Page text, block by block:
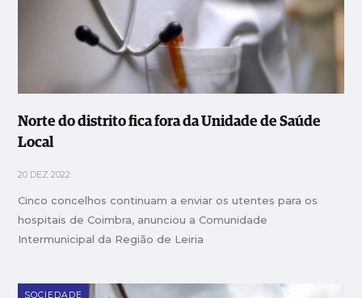
Norte do distrito fica fora da Unidade de Saúde
Local
20 DEZ 2022
Cinco concelhos continuam a enviar os utentes para os
hospitais de Coimbra, anunciou a Comunidade
Intermunicipal da Região de Leiria
SOCIEDADE